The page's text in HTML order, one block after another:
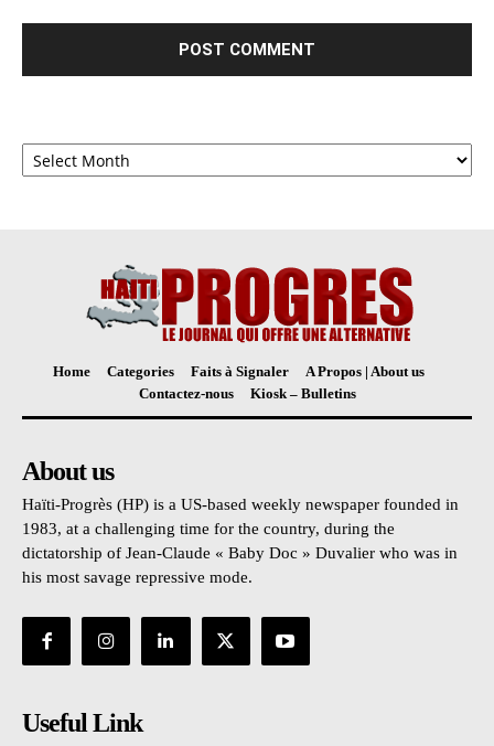
Archives
Home Categories Faits à Signaler
A Propos | About us
Contactez-nous
Kiosk – Bulletins
About us
Haïti-Progrès (HP) is a US-based weekly newspaper founded in
1983, at a challenging time for the country, during the
dictatorship of Jean-Claude « Baby Doc » Duvalier who was in
his most savage repressive mode.
Useful Link